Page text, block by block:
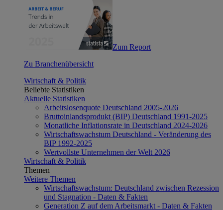
Zum Report
Zu Branchenübersicht
Wirtschaft & Politik
Beliebte Statistiken
Aktuelle Statistiken
Arbeitslosenquote Deutschland 2005-2026
Bruttoinlandsprodukt (BIP) Deutschland 1991-2025
Monatliche Inflationsrate in Deutschland 2024-2026
Wirtschaftswachstum Deutschland - Veränderung des
BIP 1992-2025
Wertvollste Unternehmen der Welt 2026
Wirtschaft & Politik
Themen
Weitere Themen
Wirtschaftswachstum: Deutschland zwischen Rezession
und Stagnation - Daten & Fakten
Generation Z auf dem Arbeitsmarkt - Daten & Fakten